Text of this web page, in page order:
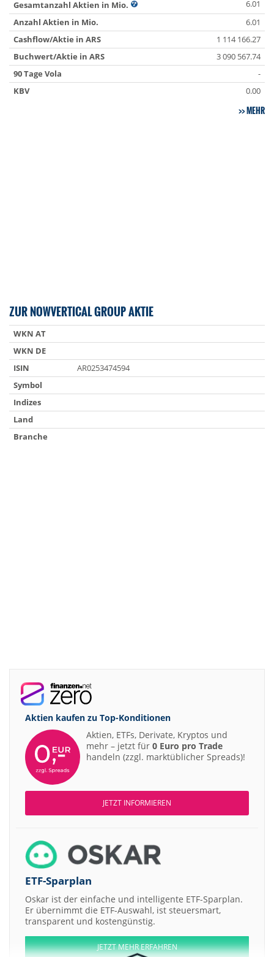
Gesamtanzahl Aktien in Mio.
6.01
Anzahl Aktien in Mio.
6.01
Cashflow/Aktie in ARS
1 114 166.27
Buchwert/Aktie in ARS
3 090 567.74
90 Tage Vola
-
KBV
0.00
MEHR
ZUR NOWVERTICAL GROUP AKTIE
WKN AT
WKN DE
ISIN
AR0253474594
Symbol
Indizes
Land
Branche
Aktien kaufen zu Top-Konditionen
Aktien, ETFs, Derivate, Kryptos und
mehr – jetzt für 0 Euro pro Trade
handeln (zzgl. marktüblicher Spreads)!
JETZT INFORMIEREN
ETF-Sparplan
Oskar ist der einfache und intelligente ETF-Sparplan.
Er übernimmt die ETF-Auswahl, ist steuersmart,
transparent und kostengünstig.
JETZT MEHR ERFAHREN